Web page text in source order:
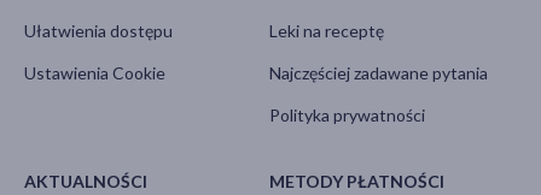
Ułatwienia dostępu
Ustawienia Cookie
Leki na receptę
Najczęściej zadawane pytania
Polityka prywatności
AKTUALNOŚCI METODY PŁATNOŚCI